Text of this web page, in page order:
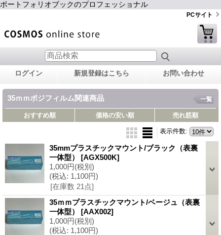
ポートフォリオブックのプロフェッショナル
PCサイト
ログイン 新規登録はこちら お問い合わせ
35ｍｍポジフィルム関連商品 一覧
おすすめ順 価格の安い順 売れ筋順
表示件数:
35mmプラスチックマウント/ブラック（表裏
一体型） [AGX500K]
1,000円(税別)
(税込: 1,100円)
[在庫数 21点]
35ｍｍプラスチックマウント/ベージュ（表裏
一体型） [AAX002]
1,000円(税別)
(税込: 1,100円)